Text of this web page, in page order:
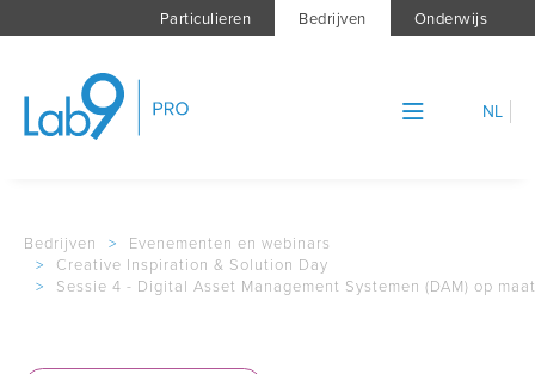
Particulieren Bedrijven Onderwijs
NL
Bedrijven >
Evenementen en webinars
>
Creative Inspiration & Solution Day
>
Sessie 4 - Digital Asset Management Systemen (DAM) op